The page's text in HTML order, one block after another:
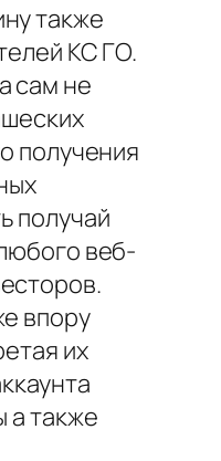
также
КС ГО.
сам не
получения
получай
веб-
впору
их
а также